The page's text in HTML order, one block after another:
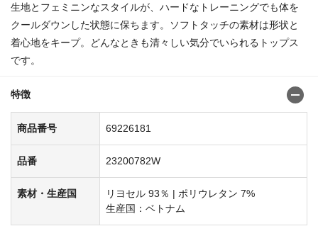
生地とフェミニンなスタイルが、ハードなトレーニングでも体を
クールダウンした状態に保ちます。ソフトタッチの素材は形状と
着心地をキープ。どんなときも清々しい気分でいられるトップス
です。
特徴
商品番号 69226181
品番 23200782W
素材・生産国
リヨセル 93％ | ポリウレタン 7%
生産国：ベトナム